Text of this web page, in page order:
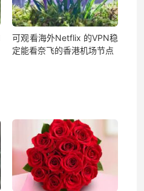
可观看海外Netflix 的VPN稳
定能看奈飞的香港机场节点